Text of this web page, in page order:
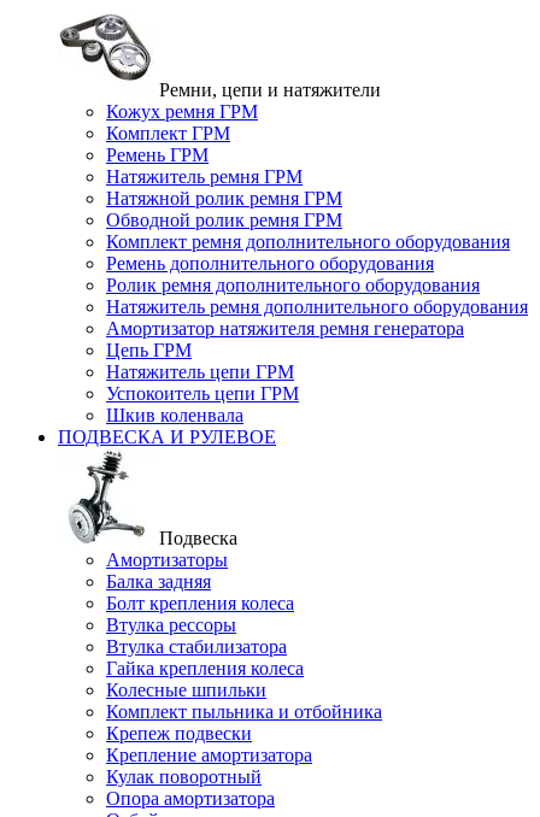
Ремни, цепи и натяжители
Кожух ремня ГРМ
Комплект ГРМ
Ремень ГРМ
Натяжитель ремня ГРМ
Натяжной ролик ремня ГРМ
Обводной ролик ремня ГРМ
Комплект ремня дополнительного оборудования
Ремень дополнительного оборудования
Ролик ремня дополнительного оборудования
Натяжитель ремня дополнительного оборудования
Амортизатор натяжителя ремня генератора
Цепь ГРМ
Натяжитель цепи ГРМ
Успокоитель цепи ГРМ
Шкив коленвала
ПОДВЕСКА И РУЛЕВОЕ
Подвеска
Амортизаторы
Балка задняя
Болт крепления колеса
Втулка рессоры
Втулка стабилизатора
Гайка крепления колеса
Колесные шпильки
Комплект пыльника и отбойника
Крепеж подвески
Крепление амортизатора
Кулак поворотный
Опора амортизатора